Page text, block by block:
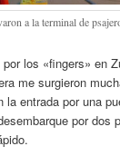
a la terminal de
los «fingers» en
me surgieron
la entrada por una
por dos